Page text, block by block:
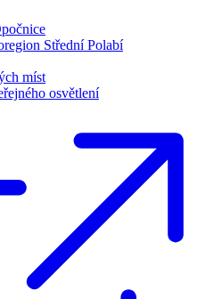
Střední Polabí
míst
osvětlení